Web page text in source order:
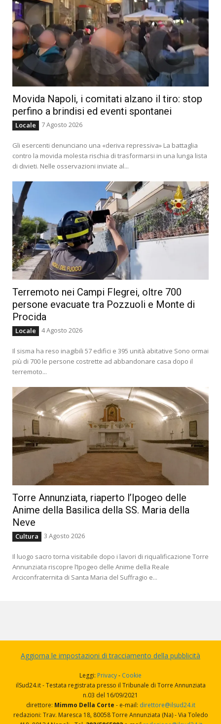
Movida Napoli, i comitati alzano il tiro: stop
perfino a brindisi ed eventi spontanei
Locale 7 Agosto 2026
Gli esercenti denunciano una «deriva repressiva» La battaglia
contro la movida molesta rischia di trasformarsi in una lunga lista
di divieti. Nelle osservazioni inviate al...
Terremoto nei Campi Flegrei, oltre 700
persone evacuate tra Pozzuoli e Monte di
Procida
Locale 4 Agosto 2026
Il sisma ha reso inagibili 57 edifici e 395 unità abitative Sono ormai
più di 700 le persone costrette ad abbandonare casa dopo il
terremoto...
Torre Annunziata, riaperto l’Ipogeo delle
Anime della Basilica della SS. Maria della
Neve
Cultura 3 Agosto 2026
Il luogo sacro torna visitabile dopo i lavori di riqualificazione Torre
Annunziata riscopre l’Ipogeo delle Anime della Reale
Arciconfraternita di Santa Maria del Suffragio e...
Aggiorna le impostazioni di tracciamento della pubblicità
Leggi: Privacy- Cookie
ilSud24.it - Testata registrata presso il Tribunale di Torre Annunziata
n.03 del 16/09/2021
direttore: Mimmo Della Corte - e-mail: direttore@ilsud24.it
redazioni: Trav. Maresca 18, 80058 Torre Annunziata (Na) - Via Toledo